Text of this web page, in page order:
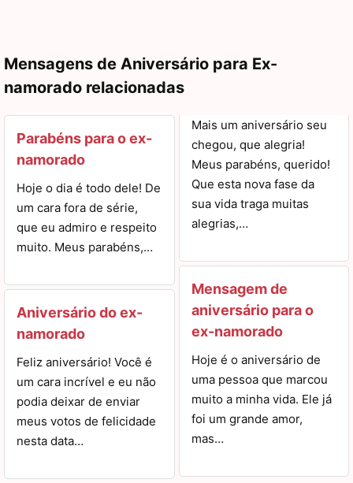
Mensagens de Aniversário para Ex-
namorado relacionadas
Parabéns para o ex-
namorado
Hoje o dia é todo dele! De
um cara fora de série,
que eu admiro e respeito
muito. Meus parabéns,…
Aniversário do ex-
namorado
Feliz aniversário! Você é
um cara incrível e eu não
podia deixar de enviar
meus votos de felicidade
nesta data…
Mais um aniversário seu
chegou, que alegria!
Meus parabéns, querido!
Que esta nova fase da
sua vida traga muitas
alegrias,…
Mensagem de
aniversário para o
ex-namorado
Hoje é o aniversário de
uma pessoa que marcou
muito a minha vida. Ele já
foi um grande amor,
mas…